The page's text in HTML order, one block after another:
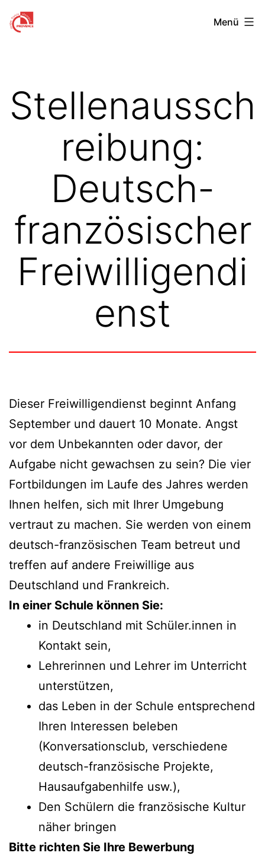
Zum
Inhalt
Centre
Provence
Menü
Stellenaussch
reibung:
Deutsch-
französischer
Freiwilligendi
enst
Dieser Freiwilligendienst beginnt Anfang
September und dauert 10 Monate. Angst
vor dem Unbekannten oder davor, der
Aufgabe nicht gewachsen zu sein? Die vier
Fortbildungen im Laufe des Jahres werden
Ihnen helfen, sich mit Ihrer Umgebung
vertraut zu machen. Sie werden von einem
deutsch-französischen Team betreut und
treffen auf andere Freiwillige aus
Deutschland und Frankreich.
In einer Schule können Sie:
in Deutschland mit Schüler.innen in
Kontakt sein,
Lehrerinnen und Lehrer im Unterricht
unterstützen,
das Leben in der Schule entsprechend
Ihren Interessen beleben
(Konversationsclub, verschiedene
deutsch-französische Projekte,
Hausaufgabenhilfe usw.),
Den Schülern die französische Kultur
näher bringen
Bitte richten Sie Ihre Bewerbung